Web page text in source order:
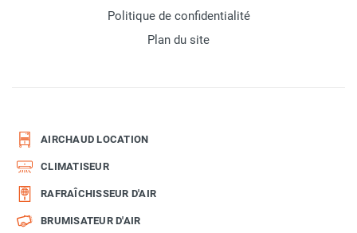
Politique de confidentialité
Plan du site
AIRCHAUD LOCATION
CLIMATISEUR
RAFRAÎCHISSEUR D'AIR
BRUMISATEUR D'AIR